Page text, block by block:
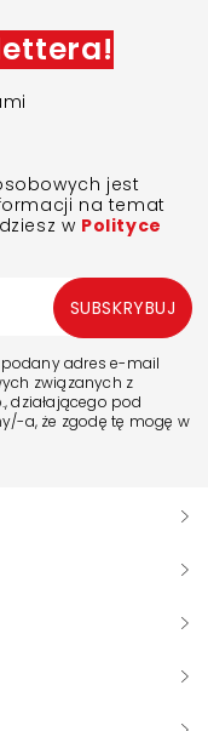
jest
na temat
w Polityce
adres e-mail
związanych z
działającego pod
a, że zgodę tę mogę w
SUBSKRYBUJ